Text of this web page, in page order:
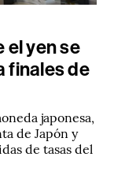
el yen se
finales de
japonesa,
de Japón y
de tasas del